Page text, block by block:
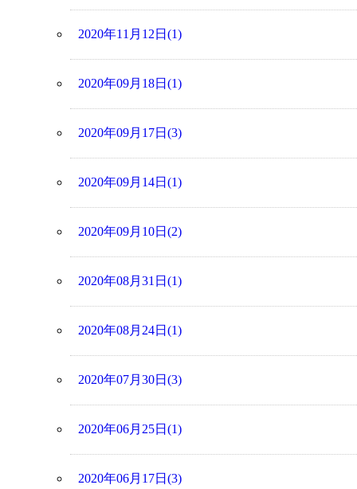
2020年11月12日(1)
2020年09月18日(1)
2020年09月17日(3)
2020年09月14日(1)
2020年09月10日(2)
2020年08月31日(1)
2020年08月24日(1)
2020年07月30日(3)
2020年06月25日(1)
2020年06月17日(3)